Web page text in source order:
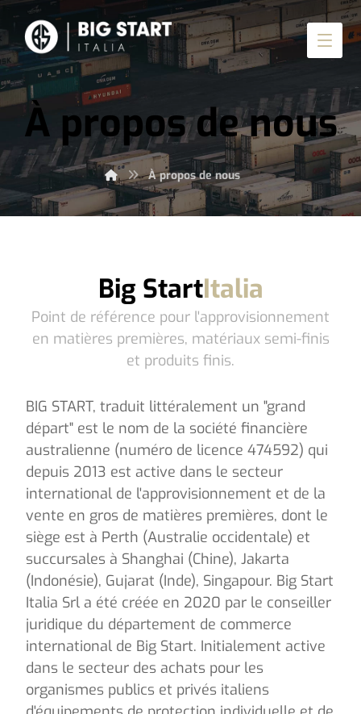
À propos de nous
À propos de nous
Big StartItalia
Point de référence pour l'approvisionnement
en matières premières, matériaux semi-finis
et produits finis.
BIG START, traduit littéralement un "grand
départ" est le nom de la société financière
australienne (numéro de licence 474592) qui
depuis 2013 est active dans le secteur
international de l'approvisionnement et de la
vente en gros de matières premières, dont le
siège est à Perth (Australie occidentale) et
succursales à Shanghai (Chine), Jakarta
(Indonésie), Gujarat (Inde), Singapour. Big Start
Italia Srl a été créée en 2020 par le conseiller
juridique du département de commerce
international de Big Start. Initialement active
dans le secteur des achats pour les
organismes publics et privés italiens